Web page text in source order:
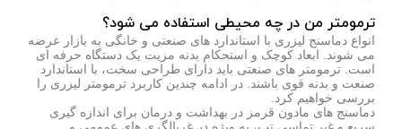
ترمومتر من در چه محیطی استفاده می شود؟
انواع دماسنج لیزری با استاندارد های صنعتی و خانگی به بازار عرضه
می شوند. ابعاد کوچک و استحکام بدنه مزیت یک دستگاه حرفه ای
است. ترمومتر های صنعتی باید دارای طراحی سخت، با استاندارد
صنعت و بدنه قوی باشند. در ادامه چندین کاربرد ترمومتر لیزری را
بررسی خواهیم کرد.
دماسنج های مادون قرمز در بهداشت و درمان برای اندازه گیری
سریع و غیر تماسی تب، به ویژه در غربالگری های عمومی و